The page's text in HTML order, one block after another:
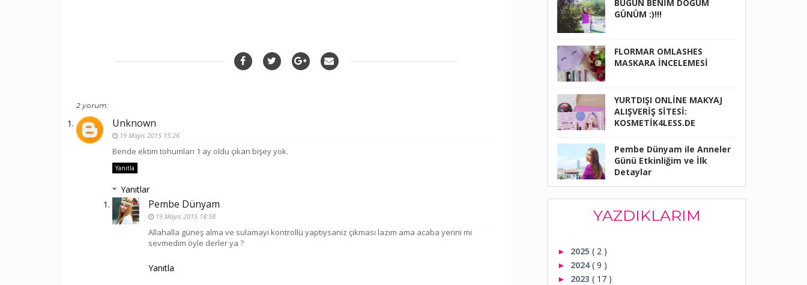
2 yorum:
Unknown
19 Mayıs 2015 15:26
Bende ektim tohumları 1 ay oldu çıkan bişey yok.
Yanıtla
Yanıtlar
Pembe Dünyam
19 Mayıs 2015 18:58
Allahalla güneş alma ve sulamayi kontrollü yaptıysaniz çıkması lazım ama acaba yerini mi
sevmedim öyle derler ya ?
Yanıtla
BUGÜN BENİM DOĞUM
GÜNÜM :)!!!
FLORMAR OMLASHES
MASKARA İNCELEMESİ
YURTDIŞI ONLİNE MAKYAJ
ALIŞVERİŞ SİTESİ:
KOSMETİK4LESS.DE
Pembe Dünyam ile Anneler
Günü Etkinliğim ve İlk
Detaylar
YAZDIKLARIM
► 2025 ( 2 )
► 2024( 9 )
► 2023 ( 17 )